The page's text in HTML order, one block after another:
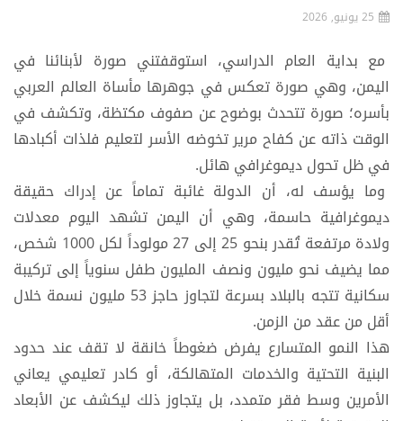
25 يونيو, 2026
مع بداية العام الدراسي، استوقفتني صورة لأبنائنا في
اليمن، وهي صورة تعكس في جوهرها مأساة العالم العربي
بأسره؛ صورة تتحدث بوضوح عن صفوف مكتظة، وتكشف في
الوقت ذاته عن كفاح مرير تخوضه الأسر لتعليم فلذات أكبادها
في ظل تحول ديموغرافي هائل.
وما يؤسف له، أن الدولة غائبة تماماً عن إدراك حقيقة
ديموغرافية حاسمة، وهي أن اليمن تشهد اليوم معدلات
ولادة مرتفعة تُقدر بنحو 25 إلى 27 مولوداً لكل 1000 شخص،
مما يضيف نحو مليون ونصف المليون طفل سنوياً إلى تركيبة
سكانية تتجه بالبلاد بسرعة لتجاوز حاجز 53 مليون نسمة خلال
أقل من عقد من الزمن.
هذا النمو المتسارع يفرض ضغوطاً خانقة لا تقف عند حدود
البنية التحتية والخدمات المتهالكة، أو كادر تعليمي يعاني
الأمرين وسط فقر متمدد، بل يتجاوز ذلك ليكشف عن الأبعاد